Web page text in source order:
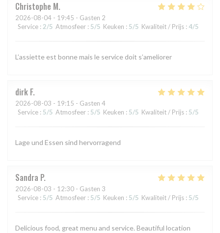
Christophe M
2026-08-04 - 19:45 - Gasten 2
Service : 2/5 Atmosfeer : 5/5 Keuken : 5/5 Kwaliteit / Prijs : 4/5
L’assiette est bonne mais le service doit s’ameliorer
dirk F
2026-08-03 - 19:15 - Gasten 4
Service : 5/5 Atmosfeer : 5/5 Keuken : 5/5 Kwaliteit / Prijs : 5/5
Lage und Essen sind hervorragend
Sandra P
2026-08-03 - 12:30 - Gasten 3
Service : 5/5 Atmosfeer : 5/5 Keuken : 5/5 Kwaliteit / Prijs : 5/5
Delicious food, great menu and service. Beautiful location